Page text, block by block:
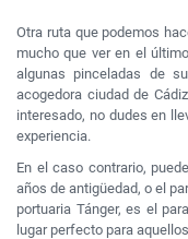
Otra ruta que podemos
mucho que ver en el
algunas pinceladas de
acogedora ciudad de
interesado, no dudes en
experiencia.
En el caso contrario,
años de antigüedad, o el
portuaria Tánger, es el
lugar perfecto para